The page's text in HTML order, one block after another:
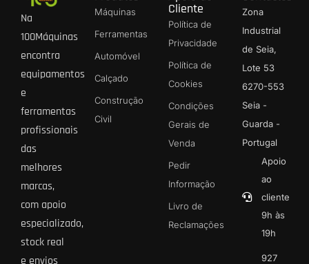
Na
100Máquinas
encontra
equipamentos
e
ferramentas
profissionais
das
melhores
marcas,
com apoio
especializado,
stock real
Máquinas
Ferramentas
Automóvel
Calçado
Construção
Civil
Cliente
Política de
Privacidade
Política de
Cookies
Condições
Gerais de
Venda
Pedir
Informação
Livro de
Reclamações
Zona
Industrial
de Seia,
Lote 53
6270-553
Seia -
Guarda -
Portugal
Apoio
ao
cliente
9h às
19h
927